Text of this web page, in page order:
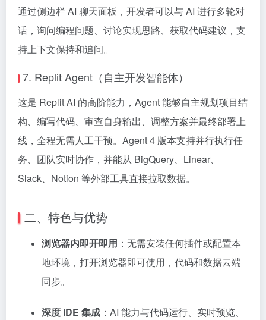
通过侧边栏 AI 聊天面板，开发者可以与 AI 进行多轮对
话，询问编程问题、讨论实现思路、获取代码建议，支
持上下文保持和追问。
7. Replit Agent（自主开发智能体）
这是 Replit AI 的高阶能力，Agent 能够自主规划项目结
构、编写代码、审查自身输出、调整方案并最终部署上
线，全程无需人工干预。Agent 4 版本支持并行执行任
务、团队实时协作，并能从 BigQuery、Linear、
Slack、Notion 等外部工具直接拉取数据。
二、特色与优势
浏览器内即开即用 ：无需安装任何插件或配置本
地环境，打开浏览器即可使用，代码和数据云端
同步。
深度 IDE 集成 ：AI 能力与代码运行、实时预览、